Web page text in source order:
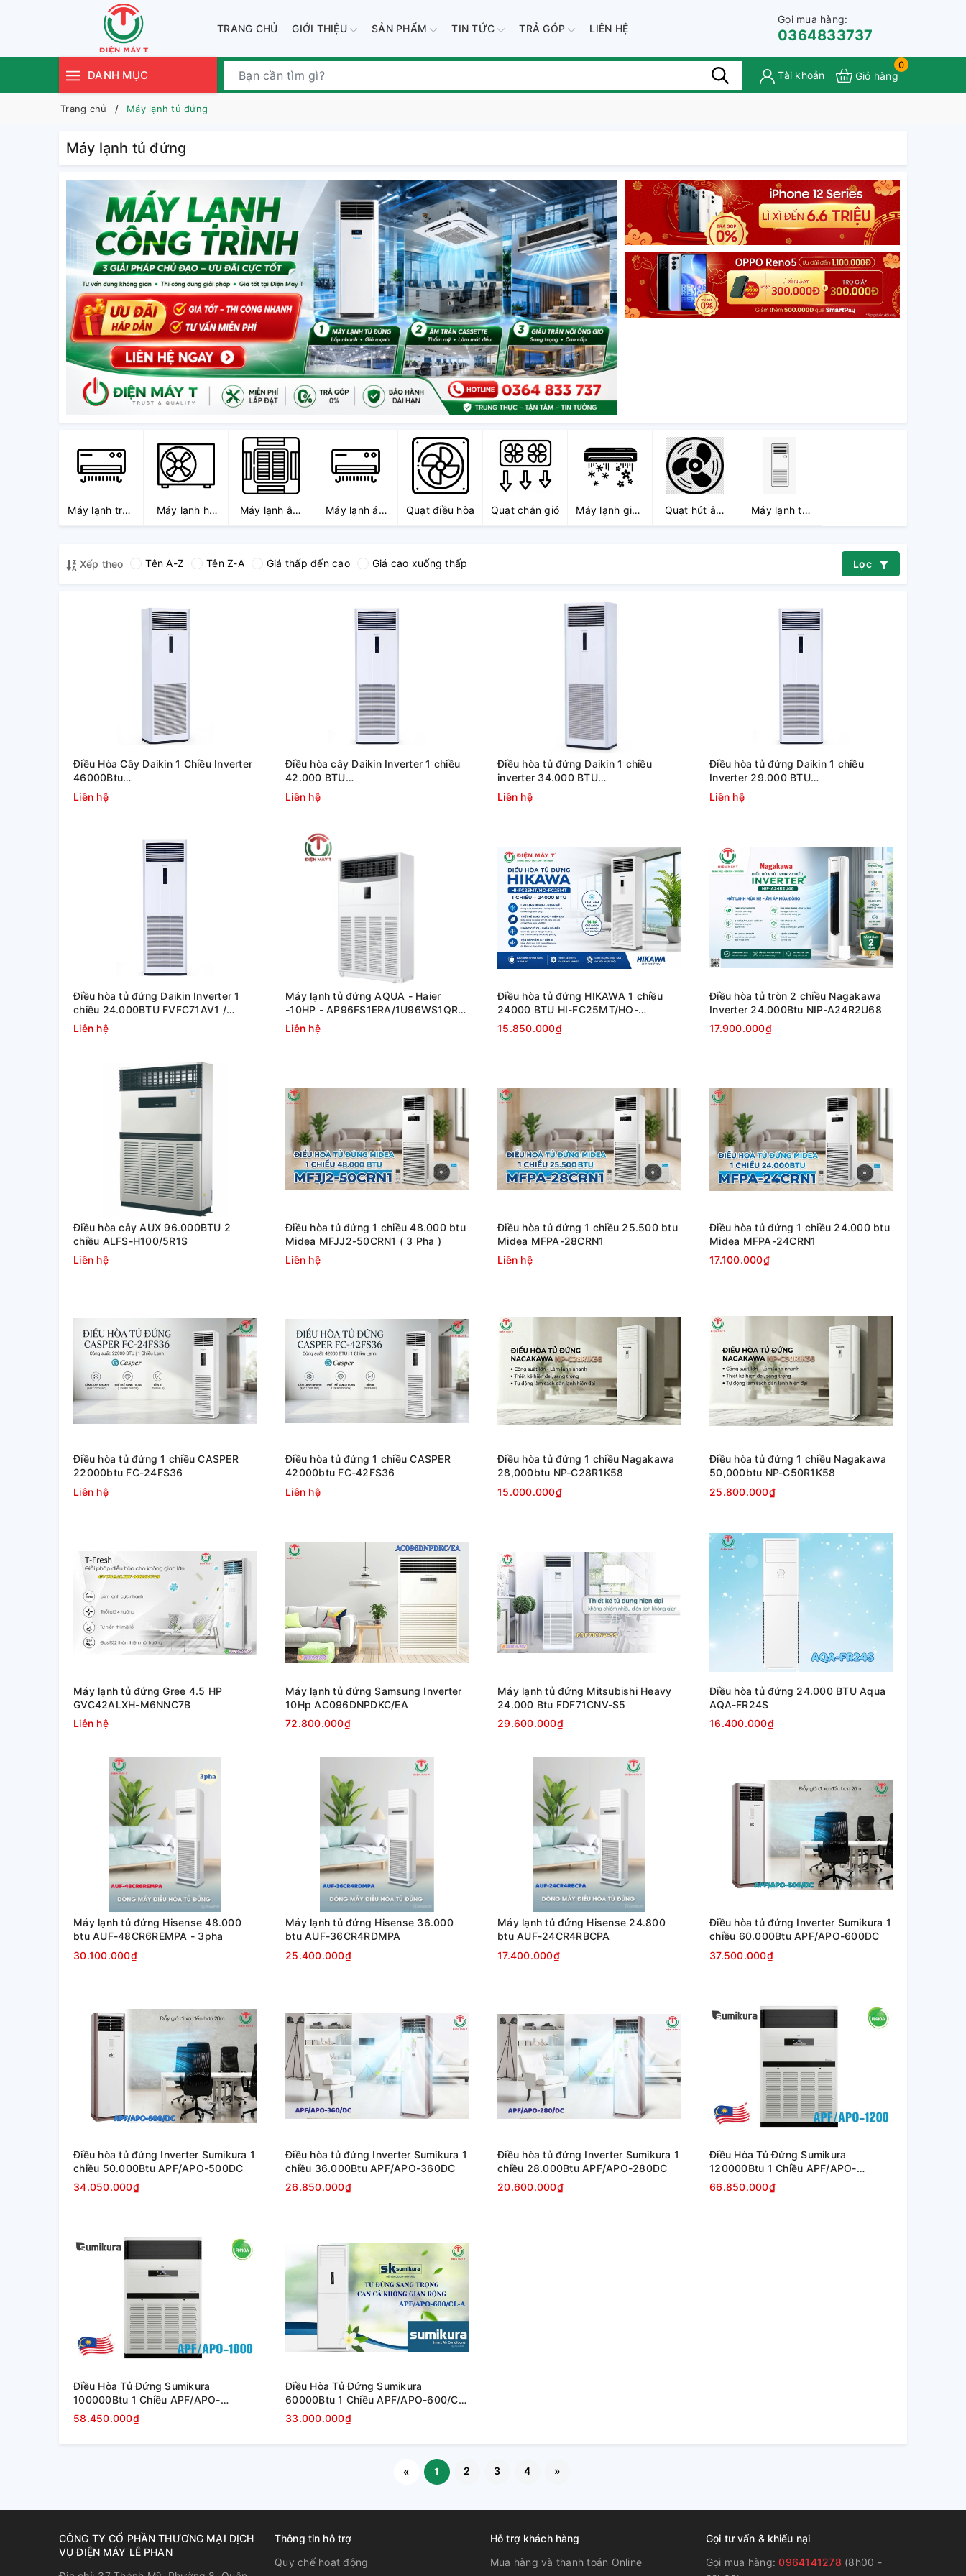
TRANG CHỦ GIỚI THIỆU SẢN PHẨM TIN TỨC TRẢ GÓP LIÊN HỆ
Gọi mua hàng:
0364833737
DANH MỤC Tài khoản
0
Giỏ hàng
Trang chủ Máy lạnh tủ đứng
Máy lạnh tủ đứng
Máy lạnh treo
tường
Máy lạnh hệ
thống Multi
Máy lạnh âm
trần
Máy lạnh áp
trần
Quạt điều hòa Quạt chắn gió
Máy lạnh giấu
trần
Quạt hút âm
trần
Máy lạnh tủ
đứng
Xếp theo Tên A-Z Tên Z-A Giá thấp đến cao Giá cao xuống thấp Lọc
Điều Hòa Cây Daikin 1 Chiều Inverter
46000Btu
FVFC140AV1/RZFC140AY19
Liên hệ
Điều hòa cây Daikin Inverter 1 chiều
42.000 BTU
FVFC125AV1/RZFC125AY19
Liên hệ
Điều hòa tủ đứng Daikin 1 chiều
inverter 34.000 BTU
FVFC100AV1/RZFC100AV19
Liên hệ
Điều hòa tủ đứng Daikin 1 chiều
Inverter 29.000 BTU
FVFC85AV1/RZFC85AV19
Liên hệ
Điều hòa tủ đứng Daikin Inverter 1
chiều 24.000BTU FVFC71AV1 /
RZFC71AGV19
Liên hệ
Máy lạnh tủ đứng AQUA - Haier
-10HP - AP96FS1ERA/1U96WS1QRB
inverter
Liên hệ
Điều hòa tủ đứng HIKAWA 1 chiều
24000 BTU HI-FC25MT/HO-
FC25MT
15.850.000₫
Điều hòa tủ tròn 2 chiều Nagakawa
Inverter 24.000Btu NIP-A24R2U68
17.900.000₫
Điều hòa cây AUX 96.000BTU 2
chiều ALFS-H100/5R1S
Liên hệ
Điều hòa tủ đứng 1 chiều 48.000 btu
Midea MFJJ2-50CRN1 ( 3 Pha )
Liên hệ
Điều hòa tủ đứng 1 chiều 25.500 btu
Midea MFPA-28CRN1
Liên hệ
Điều hòa tủ đứng 1 chiều 24.000 btu
Midea MFPA-24CRN1
17.100.000₫
Điều hòa tủ đứng 1 chiều CASPER
22000btu FC-24FS36
Liên hệ
Điều hòa tủ đứng 1 chiều CASPER
42000btu FC-42FS36
Liên hệ
Điều hòa tủ đứng 1 chiều Nagakawa
28,000btu NP-C28R1K58
15.000.000₫
Điều hòa tủ đứng 1 chiều Nagakawa
50,000btu NP-C50R1K58
25.800.000₫
Máy lạnh tủ đứng Gree 4.5 HP
GVC42ALXH-M6NNC7B
Liên hệ
Máy lạnh tủ đứng Samsung Inverter
10Hp AC096DNPDKC/EA
72.800.000₫
Máy lạnh tủ đứng Mitsubishi Heavy
24.000 Btu FDF71CNV-S5
29.600.000₫
Điều hòa tủ đứng 24.000 BTU Aqua
AQA-FR24S
16.400.000₫
Máy lạnh tủ đứng Hisense 48.000
btu AUF-48CR6REMPA - 3pha
30.100.000₫
Máy lạnh tủ đứng Hisense 36.000
btu AUF-36CR4RDMPA
25.400.000₫
Máy lạnh tủ đứng Hisense 24.800
btu AUF-24CR4RBCPA
17.400.000₫
Điều hòa tủ đứng Inverter Sumikura 1
chiều 60.000Btu APF/APO-600DC
37.500.000₫
Điều hòa tủ đứng Inverter Sumikura 1
chiều 50.000Btu APF/APO-500DC
34.050.000₫
Điều hòa tủ đứng Inverter Sumikura 1
chiều 36.000Btu APF/APO-360DC
26.850.000₫
Điều hòa tủ đứng Inverter Sumikura 1
chiều 28.000Btu APF/APO-280DC
20.600.000₫
Điều Hòa Tủ Đứng Sumikura
120000Btu 1 Chiều APF/APO-
1200/CL-A _ 3 Pha
66.850.000₫
Điều Hòa Tủ Đứng Sumikura
100000Btu 1 Chiều APF/APO-
1000/CL-A _ 3pha
58.450.000₫
Điều Hòa Tủ Đứng Sumikura
60000Btu 1 Chiều APF/APO-600/CL-
A _ 3pha
33.000.000₫
« 1 2 3 4 »
CÔNG TY CỔ PHẦN THƯƠNG MẠI DỊCH
VỤ ĐIỆN MÁY LÊ PHAN
Thông tin hỗ trợ
Quy chế hoạt động
Hỗ trợ khách hàng
Mua hàng và thanh toán Online
Gọi tư vấn & khiếu nại
Gọi mua hàng:0964141278 (8h00 -